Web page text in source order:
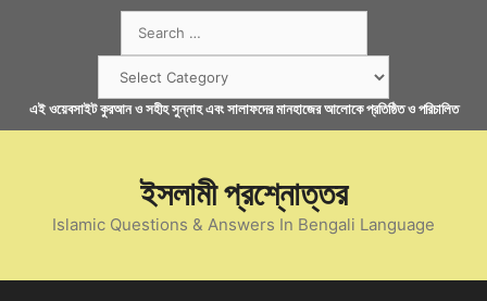
for:
এই ওয়েবসাইট কুরআন ও সহীহ সুন্নাহ এবং সালাফদের মানহাজের আলোকে প্রতিষ্ঠিত ও পরিচালিত
ইসলামী প্রশ্নোত্তর
Islamic Questions & Answers In Bengali Language